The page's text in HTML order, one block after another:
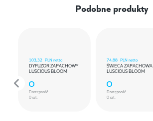
Podobne produkty
103,32 PLN netto
DYFUZOR ZAPACHOWY
LUSCIOUS BLOOM
Dostępność
0 szt.
74,88 PLN netto
ŚWIECA ZAPACHOWA
LUSCIOUS BLOOM
Dostępność
0 szt.